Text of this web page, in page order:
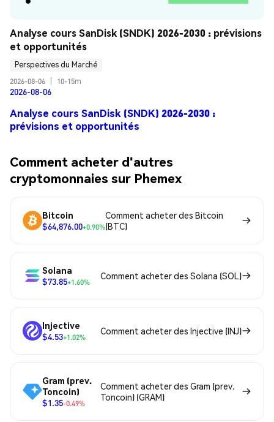
Analyse cours SanDisk (SNDK) 2026-2030 : prévisions
et opportunités
Perspectives du Marché
2026-08-06
10-15m
2026-08-06
Analyse cours SanDisk (SNDK) 2026-2030 :
prévisions et opportunités
Comment acheter d'autres
cryptomonnaies sur Phemex
Bitcoin
$64,876.00+0.90%
Comment acheter des Bitcoin
(BTC)
Solana
$73.85+1.60%
Comment acheter des Solana (SOL)
Injective
$4.53+1.02%
Comment acheter des Injective (INJ)
Gram (prev.
Toncoin)
$1.35-0.49%
Comment acheter des Gram (prev.
Toncoin) (GRAM)